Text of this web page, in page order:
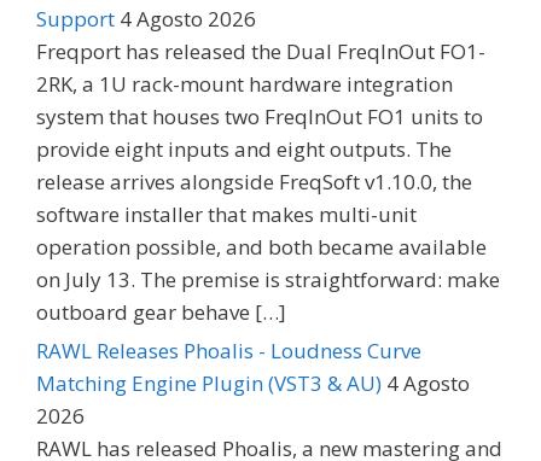
Support 4 Agosto 2026
Freqport has released the Dual FreqInOut FO1-
2RK, a 1U rack-mount hardware integration
system that houses two FreqInOut FO1 units to
provide eight inputs and eight outputs. The
release arrives alongside FreqSoft v1.10.0, the
software installer that makes multi-unit
operation possible, and both became available
on July 13. The premise is straightforward: make
outboard gear behave […]
RAWL Releases Phoalis - Loudness Curve
Matching Engine Plugin (VST3 & AU) 4 Agosto
2026
RAWL has released Phoalis, a new mastering and